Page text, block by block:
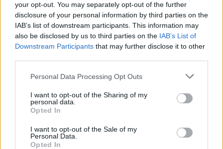
your opt-out. You may separately opt-out of the further
disclosure of your personal information by third parties on the
IAB’s list of downstream participants. This information may
also be disclosed by us to third parties on the IAB’s List of
Downstream Participants that may further disclose it to other
Please note that this website/app uses one or more Google
not limited to your visit or usage behaviour. You may click to
grant or deny consent to Google and its third-party tags to
use your data for below specified purposes in below Google
consent section.
Personal Data Processing Opt Outs
I want to opt-out of the Sharing of my
personal data.
Opted In
I want to opt-out of the Sale of my
Personal Data.
Opted In
Sütőtök krémleves. Remélem, tetszik ez a krémleves.
A kanadai sütőtök édesebb, selymesebb az íze így a
levesnek. Szerintem ezt a gyerekek is kedvelni fogják.
Hozzávalók 4 személyre: 1 kanadai sütőtök (80-90
dkg) 1 kisebb vöröshagyma, 3 gerezd fokhagyma, 1
liter víz vagy 1 leveskockából…